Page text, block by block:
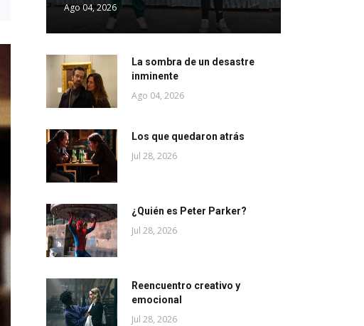
Ago 04, 2026
La sombra de un desastre
inminente
Ago 04, 2026
Los que quedaron atrás
Jul 28, 2026
¿Quién es Peter Parker?
Jul 28, 2026
Reencuentro creativo y
emocional
Jul 28, 2026